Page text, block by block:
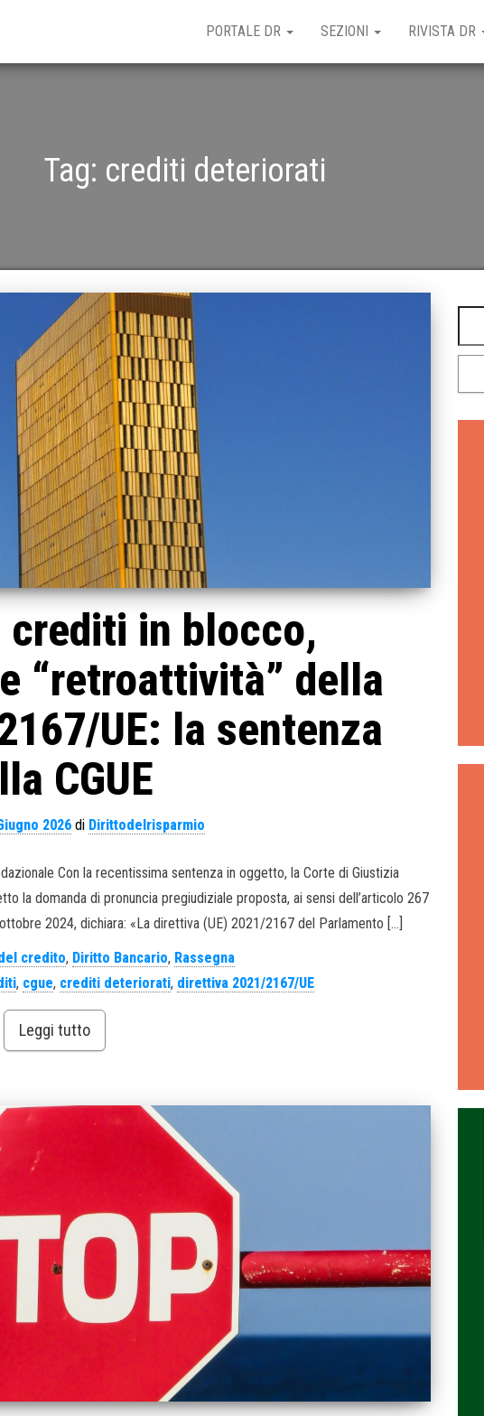
PORTALE DR SEZIONI RIVISTA DR
Tag: crediti deteriorati
crediti in blocco,
“retroattività” della
UE: la sentenza
CGUE
2026di Dirittodelrisparmio
Con la recentissima sentenza in oggetto, la Corte di Giustizia
la domanda di pronuncia pregiudiziale proposta, ai sensi dell’articolo 267
2024, dichiara: «La direttiva (UE) 2021/2167 del Parlamento […]
credito, Diritto Bancario, Rassegna
, cgue, crediti deteriorati, direttiva 2021/2167/UE
Leggi tutto